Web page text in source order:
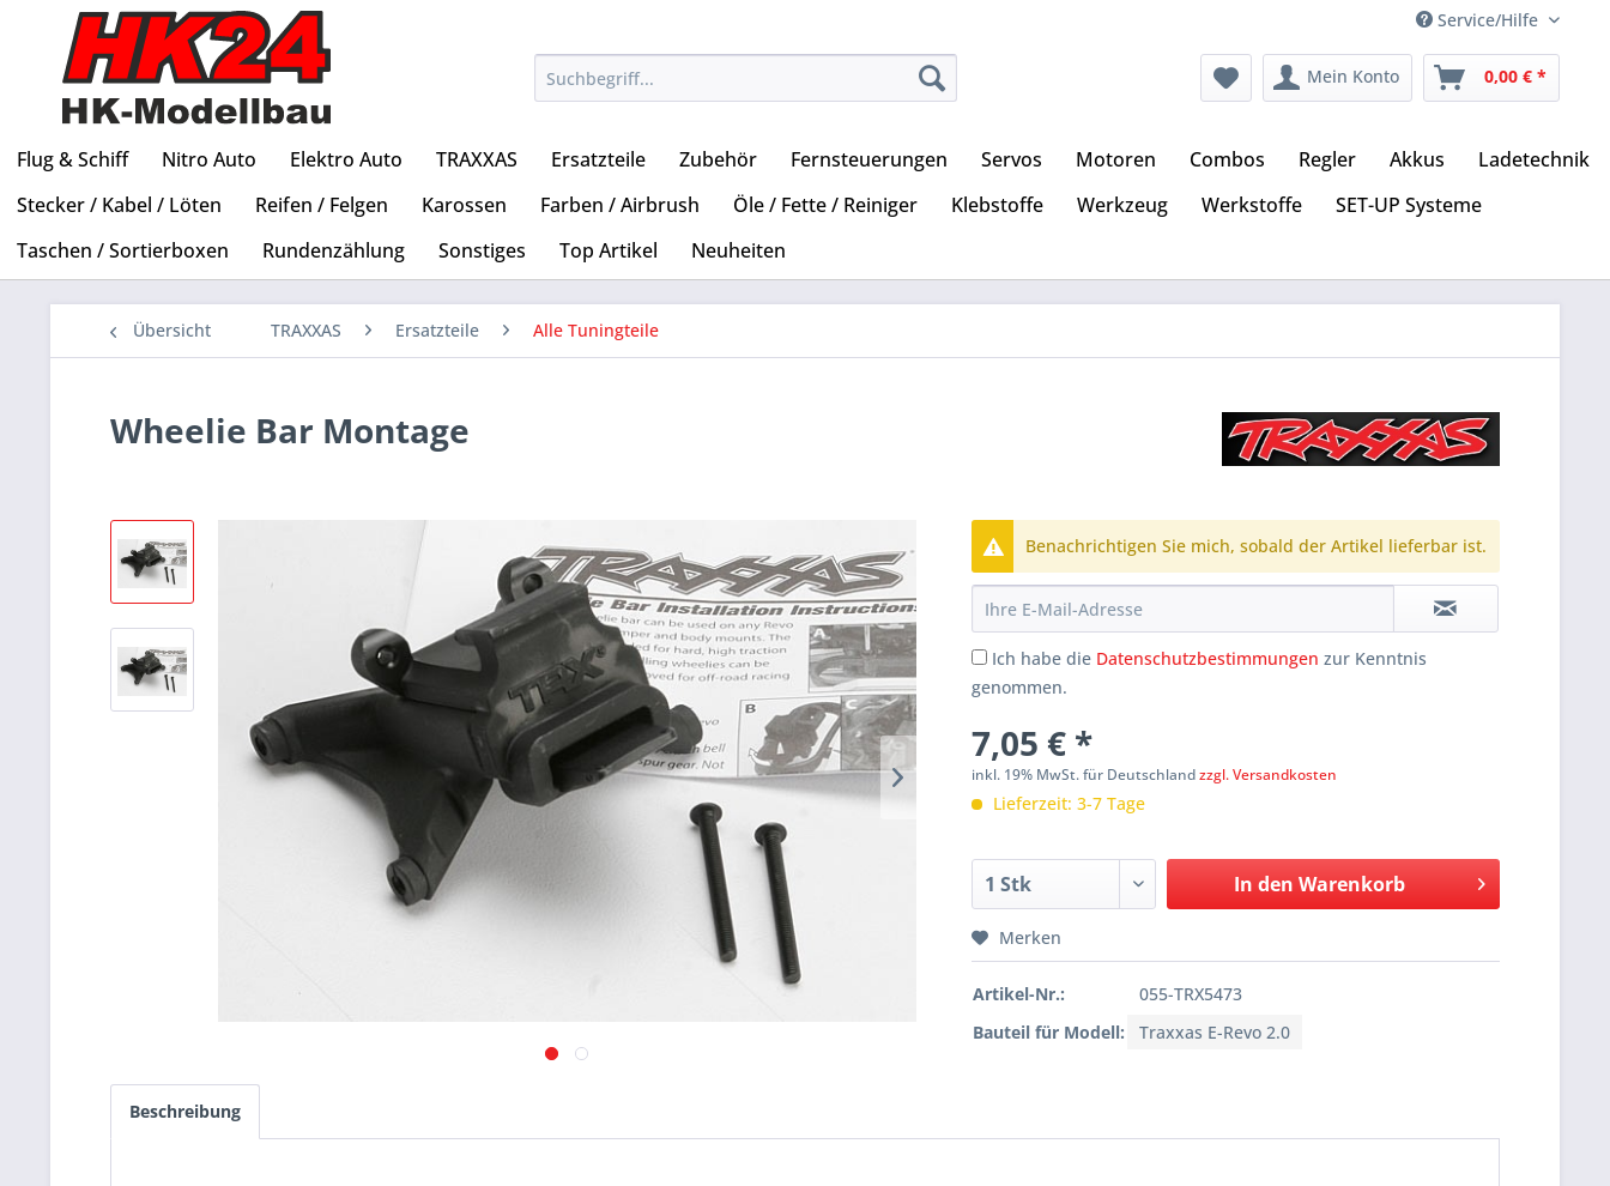
Service/Hilfe
Mein Konto 0,00 € *
Flug & Schiff Nitro Auto Elektro Auto TRAXXAS Ersatzteile Zubehör Fernsteuerungen Servos Motoren Combos Regler Akkus
Ladetechnik
Stecker / Kabel / Löten
Reifen / Felgen Karossen Farben / Airbrush Öle / Fette / Reiniger Klebstoffe Werkzeug Werkstoffe
SET-UP Systeme
Taschen / Sortierboxen
Rundenzählung Sonstiges Top Artikel Neuheiten
Übersicht TRAXXAS Ersatzteile Alle Tuningteile
Wheelie Bar Montage
Benachrichtigen Sie mich, sobald der Artikel lieferbar ist.
Ich habe die Datenschutzbestimmungen zur Kenntnis
genommen.
7,05 € *
inkl. 19% MwSt. für Deutschlandzzgl. Versandkosten
Lieferzeit: 3-7 Tage
In den Warenkorb
Merken
Artikel-Nr.:
055-TRX5473
Bauteil für Modell:
Traxxas E-Revo 2.0
Beschreibung